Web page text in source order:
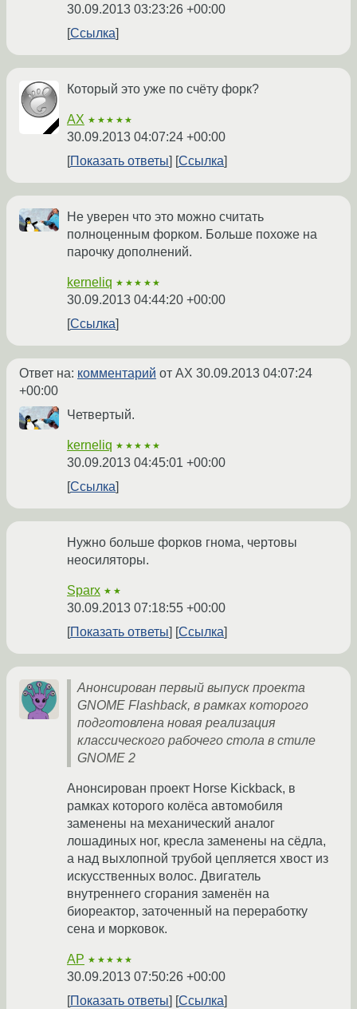
30.09.2013 03:23:26 +00:00
Ссылка
Который это уже по счёту форк?
AX ★★★★★
30.09.2013 04:07:24 +00:00
Показать ответы
Ссылка
Не уверен что это можно считать
полноценным форком. Больше похоже на
парочку дополнений.
kerneliq ★★★★★
30.09.2013 04:44:20 +00:00
Ссылка
Ответ на: комментарий от AX 30.09.2013 04:07:24
+00:00
Четвертый.
kerneliq ★★★★★
30.09.2013 04:45:01 +00:00
Ссылка
Нужно больше форков гнома, чертовы
неосиляторы.
Sparx ★★
30.09.2013 07:18:55 +00:00
Показать ответы
Ссылка
Анонсирован первый выпуск проекта
GNOME Flashback, в рамках которого
подготовлена новая реализация
классического рабочего стола в стиле
GNOME 2
Анонсирован проект Horse Kickback, в
рамках которого колёса автомобиля
заменены на механический аналог
лошадиных ног, кресла заменены на сёдла,
а над выхлопной трубой цепляется хвост из
искусственных волос. Двигатель
внутреннего сгорания заменён на
биореактор, заточенный на переработку
сена и морковок.
AP ★★★★★
30.09.2013 07:50:26 +00:00
Показать ответы
Ссылка